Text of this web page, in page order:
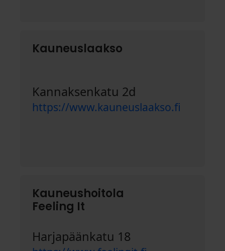
Kauneuslaakso
Kannaksenkatu 2d
https://www.kauneuslaakso.fi
Kauneushoitola
Feeling It
Harjapäänkatu 18